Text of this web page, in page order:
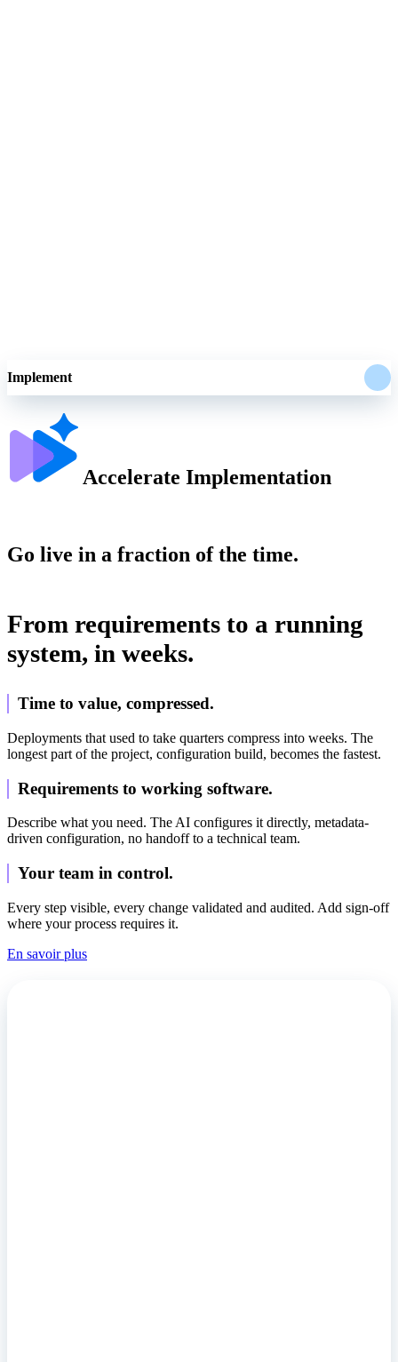
Implement
Accelerate Implementation
Go live in a fraction of the time.
From requirements to a running
system, in weeks.
Time to value, compressed.
Deployments that used to take quarters compress into weeks. The
longest part of the project, configuration build, becomes the fastest.
Requirements to working software.
Describe what you need. The AI configures it directly, metadata-
driven configuration, no handoff to a technical team.
Your team in control.
Every step visible, every change validated and audited. Add sign-off
where your process requires it.
En savoir plus